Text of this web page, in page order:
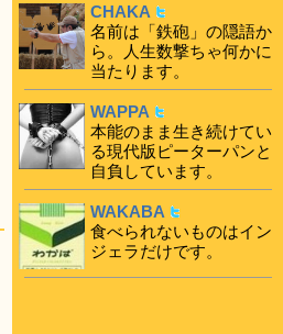
CHAKA
名前は「鉄砲」の隠語か
ら。人生数撃ちゃ何かに
当たります。
WAPPA
本能のまま生き続けてい
る現代版ピーターパンと
自負しています。
WAKABA
食べられないものはイン
ジェラだけです。